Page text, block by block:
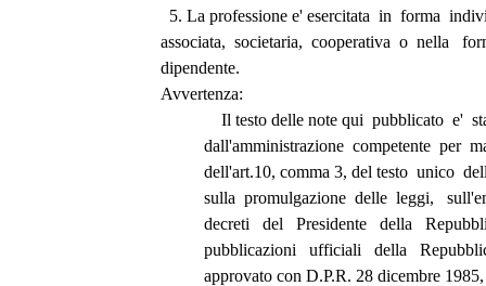
5. La professione e' esercitata  in  forma
associata,  societaria,  cooperativa  o  nella
dipendente.
Avvertenza:
Il testo delle note qui  pubblicato  e'
dall'amministrazione  competente  per
dell'art.10, comma 3, del testo  unico
sulla  promulgazione  delle  leggi,
decreti   del   Presidente   della
pubblicazioni   ufficiali   della
approvato con D.P.R. 28 dicembre